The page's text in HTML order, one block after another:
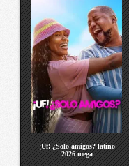
¡Uf! ¿Solo amigos? latino
2026 mega